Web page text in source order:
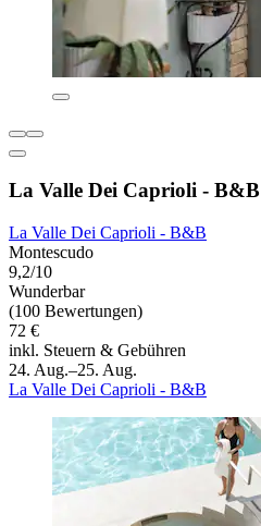
La Valle Dei Caprioli - B&B
La Valle Dei Caprioli - B&B
Montescudo
9,2/10
Wunderbar
(100 Bewertungen)
72 €
inkl. Steuern & Gebühren
24. Aug.–25. Aug.
La Valle Dei Caprioli - B&B